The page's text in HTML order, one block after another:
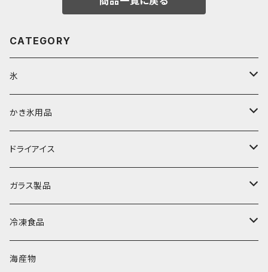
CATEGORY
氷
富士天然水の氷
丸氷
直径70mm
直径65mm
角氷
砕氷
氷河の氷
かき氷用品
かき氷シロップ
無果汁1.8Lパック
無果汁1Lパック
かき氷機・かき氷器
かき氷カップ
発泡スチロール無地-使い捨て
かき氷スプーン・スプーンストロー
ドライアイス
ドライアイス3ｋｇ
ドライアイス4ｋｇ
ドライアイス5ｋｇ
ガラス製品
オンザロック・グラス
ビール・グラス
冷凍食品
肉まん・あんまん
海産物